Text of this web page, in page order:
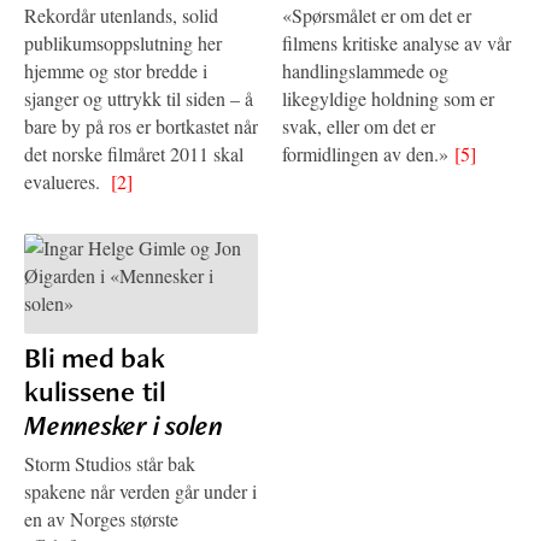
Rekordår utenlands, solid
publikumsoppslutning her
hjemme og stor bredde i
sjanger og uttrykk til siden – å
bare by på ros er bortkastet når
det norske filmåret 2011 skal
evalueres. [2]
«Spørsmålet er om det er
filmens kritiske analyse av vår
handlingslammede og
likegyldige holdning som er
svak, eller om det er
formidlingen av den.» [5]
Bli med bak
kulissene til
Mennesker i solen
Storm Studios står bak
spakene når verden går under i
en av Norges største